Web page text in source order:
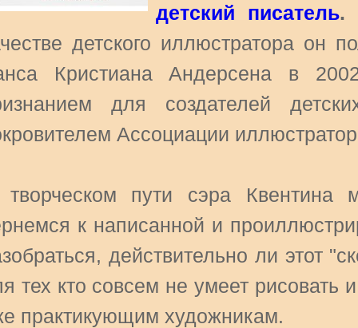
детский писатель.
детского иллюстратора он
Кристиана Андерсена в
для создателей
Ассоциации
пути сэра Квентина
к написанной и
действительно ли этот
тех кто совсем не умеет рисовать
практикующим художникам.